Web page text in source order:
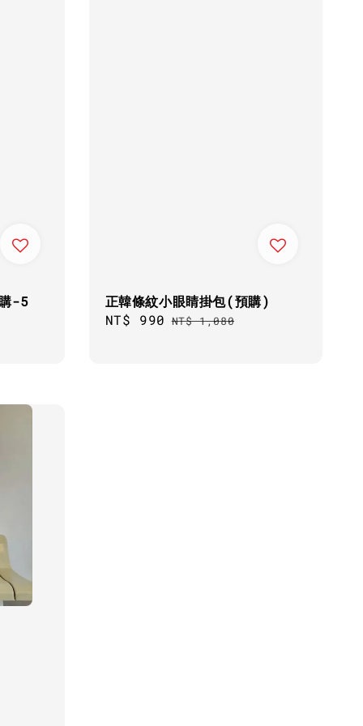
-5
正韓條紋小眼睛掛包(預購)
Sale
NT$ 990 Regular
NT$ 1,080